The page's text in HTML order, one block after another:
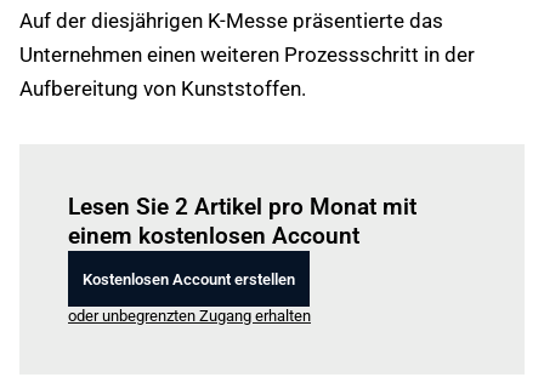
Auf der diesjährigen K-Messe präsentierte das
Unternehmen einen weiteren Prozessschritt in der
Aufbereitung von Kunststoffen.
Lesen Sie 2 Artikel pro Monat mit
einem kostenlosen Account
Kostenlosen Account erstellen
oder unbegrenzten Zugang erhalten